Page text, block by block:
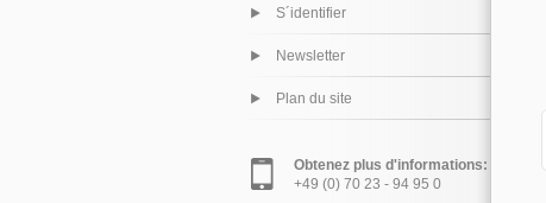
S´identifier
Newsletter
Plan du site
Obtenez plus d'informations:
+49 (0) 70 23 - 94 95 0